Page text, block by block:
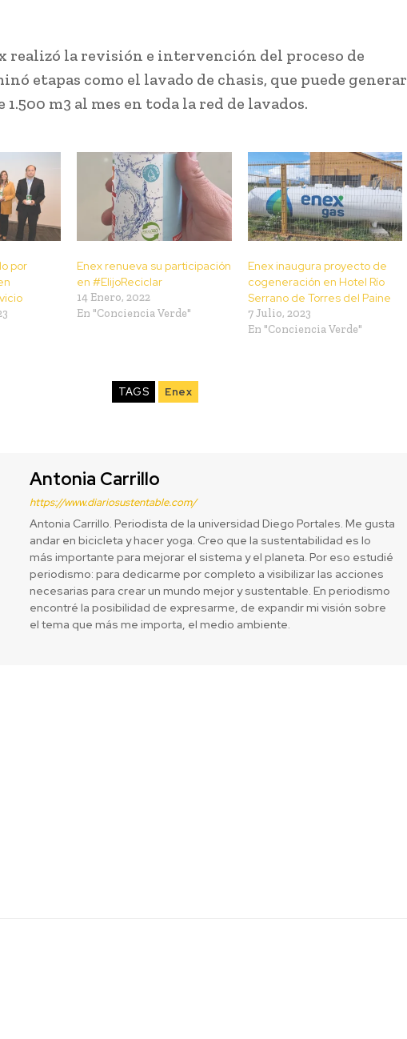
realizó la revisión e intervención del proceso de
etapas como el lavado de chasis, que puede generar
1.500 m3 al mes en toda la red de lavados.
por
Enex renueva su participación
en #ElijoReciclar
14 Enero, 2022
En "Conciencia Verde"
Enex inaugura proyecto de
cogeneración en Hotel Río
Serrano de Torres del Paine
7 Julio, 2023
En "Conciencia Verde"
TAGS Enex
Antonia Carrillo
https://www.diariosustentable.com/
Antonia Carrillo. Periodista de la universidad Diego Portales. Me gusta
andar en bicicleta y hacer yoga. Creo que la sustentabilidad es lo
más importante para mejorar el sistema y el planeta. Por eso estudié
periodismo: para dedicarme por completo a visibilizar las acciones
necesarias para crear un mundo mejor y sustentable. En periodismo
encontré la posibilidad de expresarme, de expandir mi visión sobre
el tema que más me importa, el medio ambiente.